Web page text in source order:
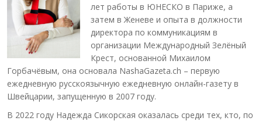
лет работы в ЮНЕСКО в Париже, а
затем в Женеве и опыта в должности
директора по коммуникациям в
организации Международный Зелёный
Крест, основанной Михаилом
Горбачёвым, она основала NashaGazeta.ch – первую
ежедневную русскоязычную ежедневную онлайн-газету в
Швейцарии, запущенную в 2007 году.
В 2022 году Надежда Сикорская оказалась среди тех, кто, по